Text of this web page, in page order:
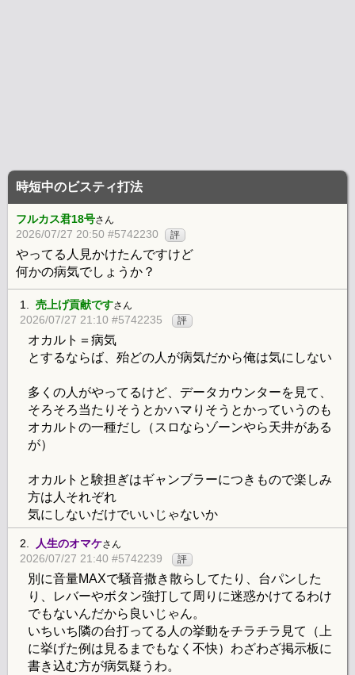
時短中のビスティ打法
フルカス君18号さん
2026/07/27 20:50 #5742230 評
やってる人見かけたんですけど
何かの病気でしょうか？
1. 売上げ貢献ですさん
2026/07/27 21:10 #5742235 評
オカルト＝病気
とするならば、殆どの人が病気だから俺は気にしない
多くの人がやってるけど、データカウンターを見て、
そろそろ当たりそうとかハマりそうとかっていうのも
オカルトの一種だし（スロならゾーンやら天井がある
が）
オカルトと験担ぎはギャンブラーにつきもので楽しみ
方は人それぞれ
気にしないだけでいいじゃないか
2. 人生のオマケさん
2026/07/27 21:40 #5742239 評
別に音量MAXで騒音撒き散らしてたり、台パンした
り、レバーやボタン強打して周りに迷惑かけてるわけ
でもないんだから良いじゃん。
いちいち隣の台打ってる人の挙動をチラチラ見て（上
に挙げた例は見るまでもなく不快）わざわざ掲示板に
書き込む方が病気疑うわ。